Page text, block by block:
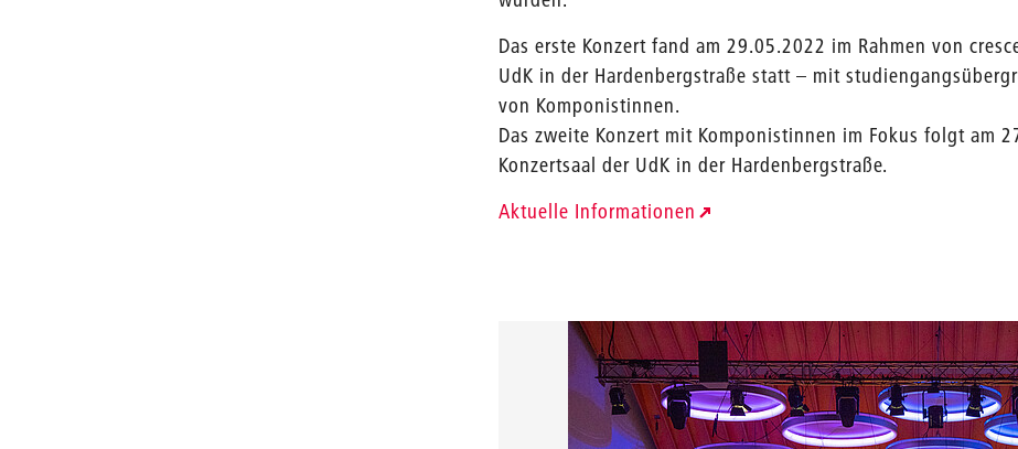
Das erste Konzert fand am 29.05.2022 im Rahmen von
UdK in der Hardenbergstraße statt – mit
von Komponistinnen.
Das zweite Konzert mit Komponistinnen im Fokus folgt am
Konzertsaal der UdK in der Hardenbergstraße.
Aktuelle Informationen